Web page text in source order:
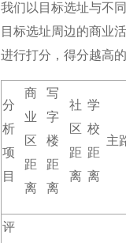
我们以目标选址与不
目标选址周边的商业
进行打分，得分越高
分
析
项
目
商
业
区
距
离
写
字
楼
距
离
社
区
距
离
学
校
距
离
主
评